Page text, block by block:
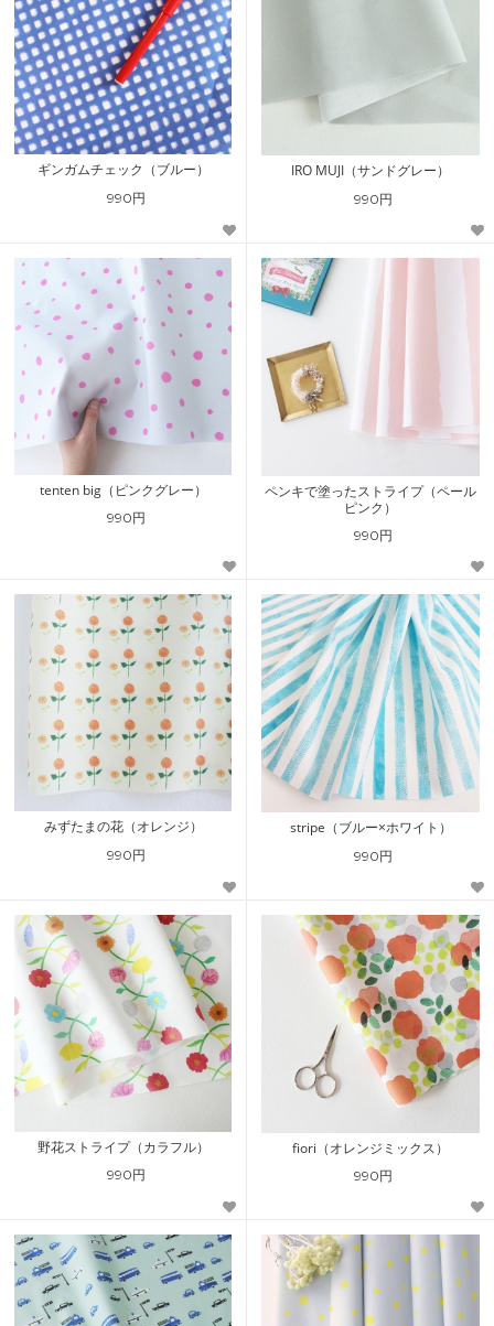
ギンガムチェック（ブルー）
990円
IRO MUJI（サンドグレー）
990円
tenten big（ピンクグレー）
990円
ペンキで塗ったストライプ（ペール
ピンク）
990円
みずたまの花（オレンジ）
990円
stripe（ブルー×ホワイト）
990円
野花ストライプ（カラフル）
990円
fiori（オレンジミックス）
990円